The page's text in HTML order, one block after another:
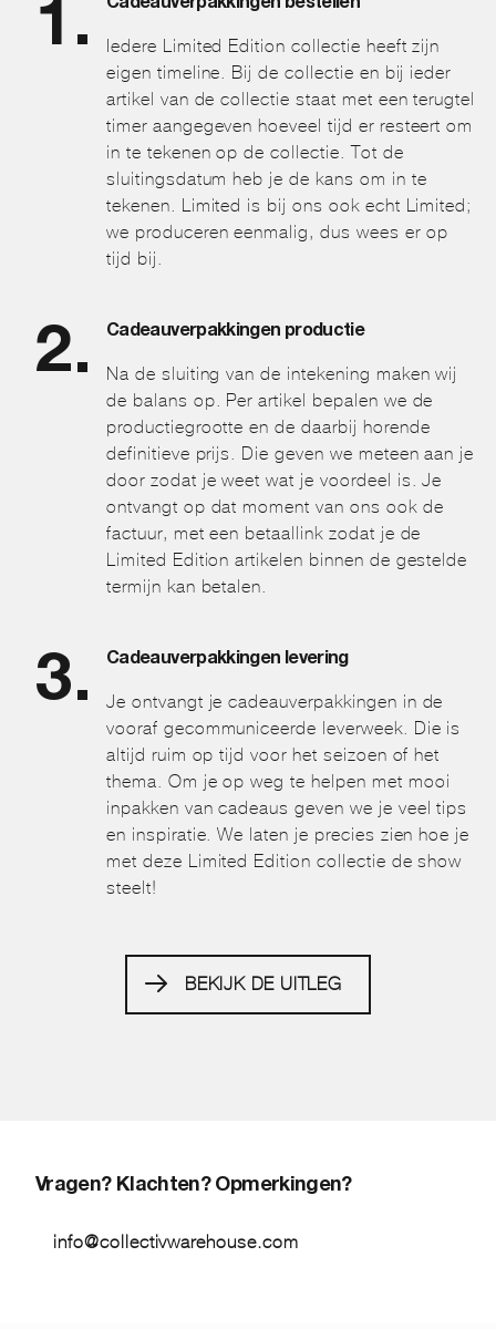
Cadeauverpakkingen bestellen
Iedere Limited Edition collectie heeft zijn
eigen timeline. Bij de collectie en bij ieder
artikel van de collectie staat met een terugtel
timer aangegeven hoeveel tijd er resteert om
in te tekenen op de collectie. Tot de
sluitingsdatum heb je de kans om in te
tekenen. Limited is bij ons ook echt Limited;
we produceren eenmalig, dus wees er op
tijd bij.
Cadeauverpakkingen productie
Na de sluiting van de intekening maken wij
de balans op. Per artikel bepalen we de
productiegrootte en de daarbij horende
definitieve prijs. Die geven we meteen aan je
door zodat je weet wat je voordeel is. Je
ontvangt op dat moment van ons ook de
factuur, met een betaallink zodat je de
Limited Edition artikelen binnen de gestelde
termijn kan betalen.
Cadeauverpakkingen levering
Je ontvangt je cadeauverpakkingen in de
vooraf gecommuniceerde leverweek. Die is
altijd ruim op tijd voor het seizoen of het
thema. Om je op weg te helpen met mooi
inpakken van cadeaus geven we je veel tips
en inspiratie. We laten je precies zien hoe je
met deze Limited Edition collectie de show
steelt!
BEKIJK DE UITLEG
Vragen? Klachten? Opmerkingen?
info@collectivwarehouse.com